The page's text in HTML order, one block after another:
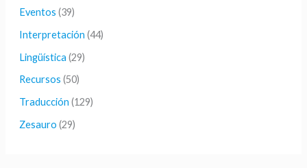
r
:
Eventos (39)
Interpretación (44)
Lingüística (29)
Recursos (50)
Traducción (129)
Zesauro (29)